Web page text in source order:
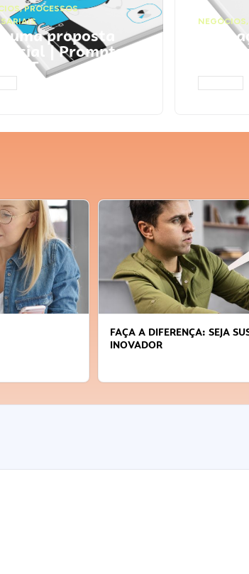
,PROCESSOS
uma proposta
| Prompts
NEGÓCIOS,
Faça
FAÇA A DIFERENÇA: SEJA
INOVADOR